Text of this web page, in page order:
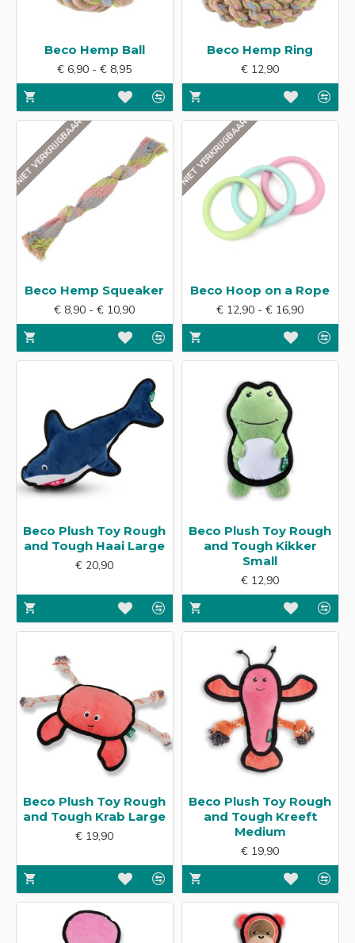
Beco Hemp Ball
€ 6,90 - € 8,95
Beco Hemp Ring
€ 12,90
NIET VERKRIJGBAAR
Beco Hemp Squeaker
€ 8,90 - € 10,90
NIET VERKRIJGBAAR
Beco Hoop on a Rope
€ 12,90 - € 16,90
Beco Plush Toy Rough
and Tough Haai Large
€ 20,90
Beco Plush Toy Rough
and Tough Kikker
Small
€ 12,90
Beco Plush Toy Rough
and Tough Krab Large
€ 19,90
Beco Plush Toy Rough
and Tough Kreeft
Medium
€ 19,90